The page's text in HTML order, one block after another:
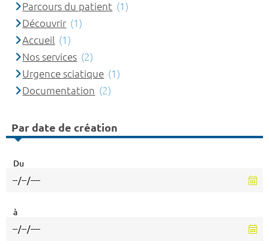
Parcours du patient (1)
Découvrir (1)
Accueil (1)
Nos services (2)
Urgence sciatique (1)
Documentation (2)
Par date de création
Du
à